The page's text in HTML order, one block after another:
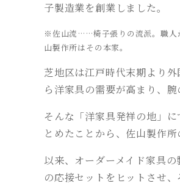
子製造業を創業しました。
※佐山流……椅子張りの流派。職人
山製作所はその本家。
芝地区は江戸時代末期より
ら洋家具の需要が高まり、
そんな「洋家具発祥の地」
とめたことから、佐山製作所
以来、オーダーメイド家具
の応接セットをヒットさせ